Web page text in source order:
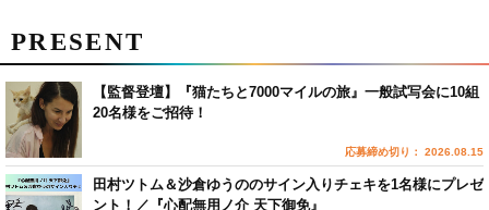
PRESENT
【監督登壇】『猫たちと7000マイルの旅』一般試写会に10組
20名様をご招待！
応募締め切り： 2026.08.15
田村ツトム＆沙倉ゆうののサイン入りチェキを1名様にプレゼ
ント！／『心配無用ノ介 天下御免』